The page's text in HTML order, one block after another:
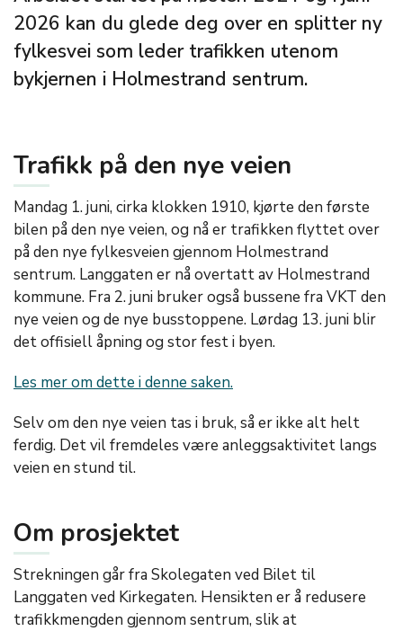
2026 kan du glede deg over en splitter ny
fylkesvei som leder trafikken utenom
bykjernen i Holmestrand sentrum.
Trafikk på den nye veien
Mandag 1. juni, cirka klokken 1910, kjørte den første
bilen på den nye veien, og nå er trafikken flyttet over
på den nye fylkesveien gjennom Holmestrand
sentrum. Langgaten er nå overtatt av Holmestrand
kommune. Fra 2. juni bruker også bussene fra VKT den
nye veien og de nye busstoppene. Lørdag 13. juni blir
det offisiell åpning og stor fest i byen.
Les mer om dette i denne saken.
Selv om den nye veien tas i bruk, så er ikke alt helt
ferdig. Det vil fremdeles være anleggsaktivitet langs
veien en stund til.
Om prosjektet
Strekningen går fra Skolegaten ved Bilet til
Langgaten ved Kirkegaten. Hensikten er å redusere
trafikkmengden gjennom sentrum, slik at